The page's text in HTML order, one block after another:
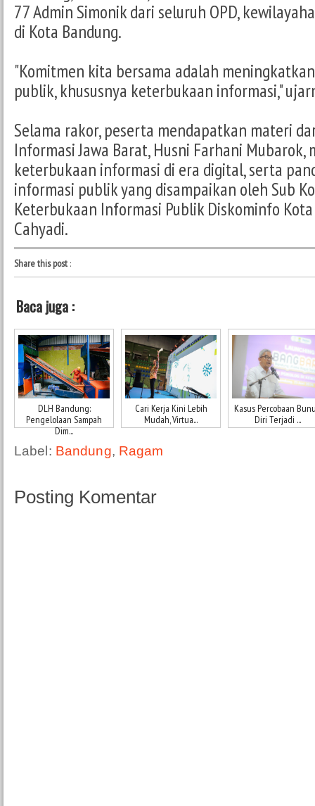
77 Admin Simonik dari seluruh OPD,
di Kota Bandung.
"Komitmen kita bersama adalah
publik, khususnya keterbukaan informasi,"
Selama rakor, peserta mendapatkan materi
Informasi Jawa Barat, Husni Farhani Mubarok,
keterbukaan informasi di era digital, serta
informasi publik yang disampaikan oleh Sub
Keterbukaan Informasi Publik Diskominfo Kota
Cahyadi.
Share this post:
Baca juga :
DLH Bandung:
Pengelolaan Sampah
Dim...
Cari Kerja Kini Lebih
Mudah, Virtua...
Kasus Percobaan
Diri Terjadi ...
Label: Bandung, Ragam
Posting Komentar